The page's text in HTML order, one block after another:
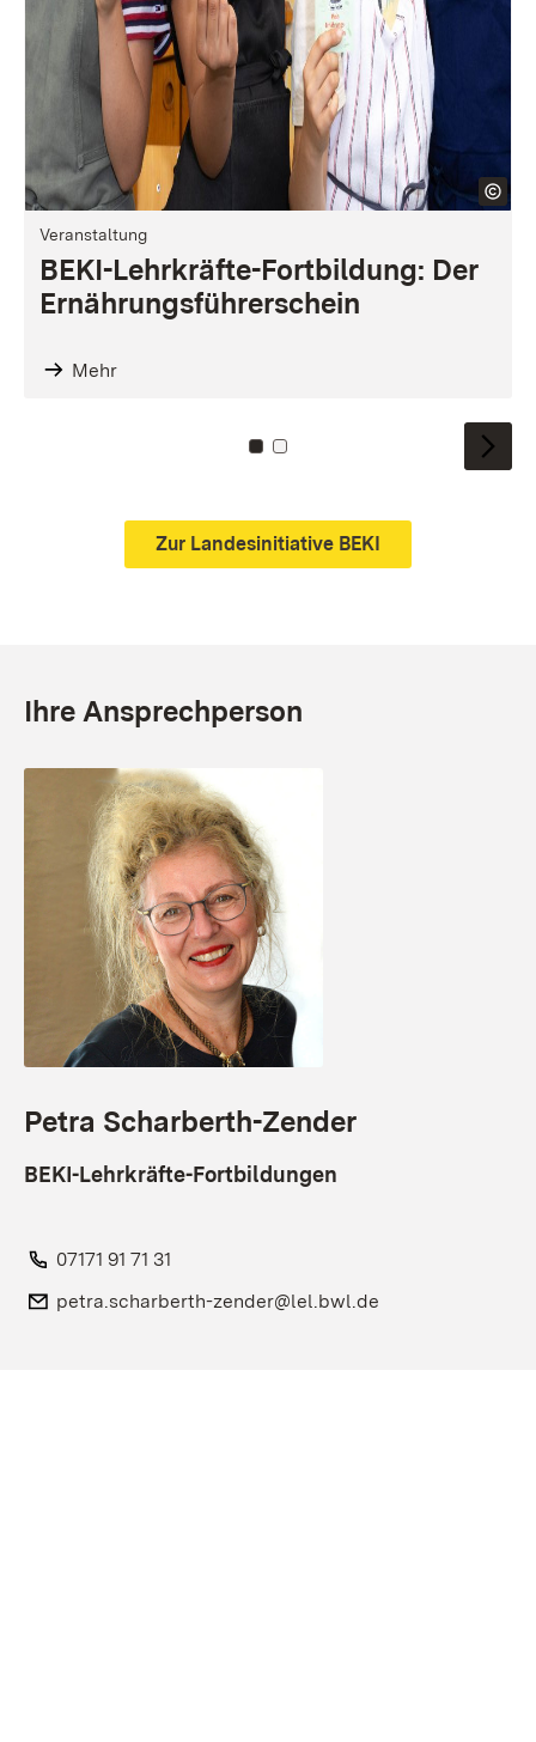
Veranstaltung
BEKI-Lehrkräfte-Fort­bildung: Der
Ernährungs­führer­schein
Mehr
Zu Kachel: 0
Zu Kachel: 1
Zur Landesinitiative BEKI
Ihre Ansprechperson
Petra Scharberth-Zender
BEKI-Lehrkräfte-Fortbildungen
Telefon:
07171 91 71 31
E-Mail:
petra.scharberth-zender@lel.bwl.de